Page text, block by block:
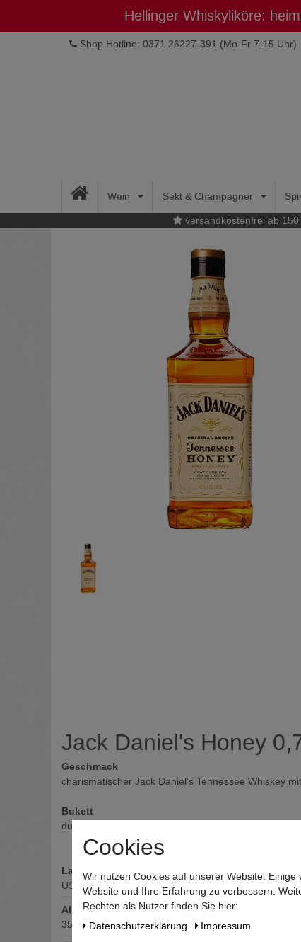
Hellinger Whiskyliköre:
Shop Hotline: 0371 26227-391 (Mo-Fr 7-15 Uhr)
Wein Sekt & Champagner
versandkostenfrei ab 150
Jack Daniel's Honey
Geschmack
charismatischer Jack Daniel's Tennessee Whiskey
Bukett
duftender Honig und geröstete Nüsse verfeinern das
Land
USA
Alkoholgehalt
35 % vol
Cookies
Wir nutzen Cookies auf unserer Website.
Website und Ihre Erfahrung zu verbessern.
Rechten als Nutzer finden Sie hier:
Daten­schutz­erklärung
Impressum